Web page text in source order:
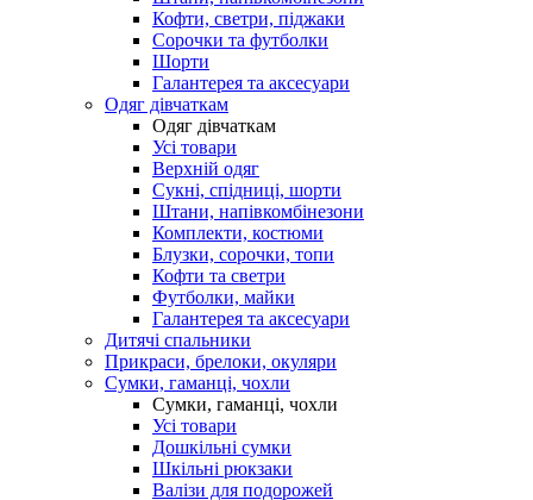
Кофти, светри, піджаки
Сорочки та футболки
Шорти
Галантерея та аксесуари
Одяг дівчаткам
Одяг дівчаткам
Усі товари
Верхній одяг
Сукні, спідниці, шорти
Штани, напівкомбінезони
Комплекти, костюми
Блузки, сорочки, топи
Кофти та светри
Футболки, майки
Галантерея та аксесуари
Дитячі спальники
Прикраси, брелоки, окуляри
Сумки, гаманці, чохли
Сумки, гаманці, чохли
Усі товари
Дошкільні сумки
Шкільні рюкзаки
Валізи для подорожей